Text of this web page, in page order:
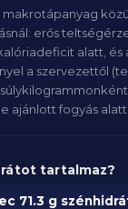
makrotápanyag
erős
alatt, és
a szervezettől
ajánlott fogyás alatt.
tartalmaz?
71.3 g